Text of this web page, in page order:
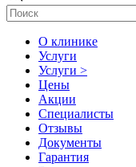
О клинике
Услуги
Услуги >
Цены
Акции
Специалисты
Отзывы
Документы
Гарантия